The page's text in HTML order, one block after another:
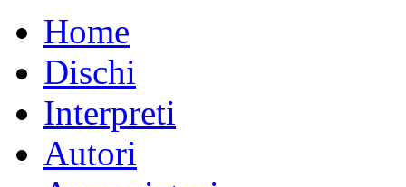
Home
Dischi
Interpreti
Autori